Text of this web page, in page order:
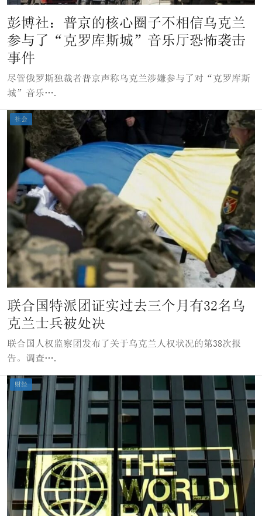
彭博社：普京的核心圈子不相信乌克兰
参与了“克罗库斯城”音乐厅恐怖袭击
事件
尽管俄罗斯独裁者普京声称乌克兰涉嫌参与了对“克罗库斯
城”音乐….
社会
联合国特派团证实过去三个月有32名乌
克兰士兵被处决
联合国人权监察团发布了关于乌克兰人权状况的第38次报
告。调查….
财经